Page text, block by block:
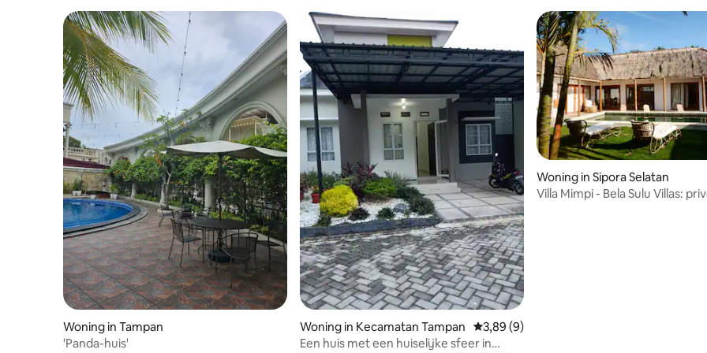
Woning in Tampan
'Panda-huis'
Woning in Kecamatan Tampan Gemiddelde beoordeling van 3,89 uit 5, 9
3,89 (9)
Een huis met een huiselijke sfeer in
Woning in Sipora Selatan
Villa Mimpi - Bela Sulu Villas: